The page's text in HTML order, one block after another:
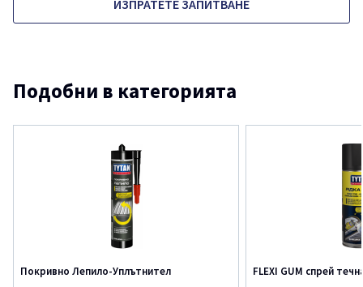
ИЗПРАТЕТЕ ЗАПИТВАНЕ
Подобни в категорията
Покривно Лепило-Уплътнител FLEXI GUM спрей